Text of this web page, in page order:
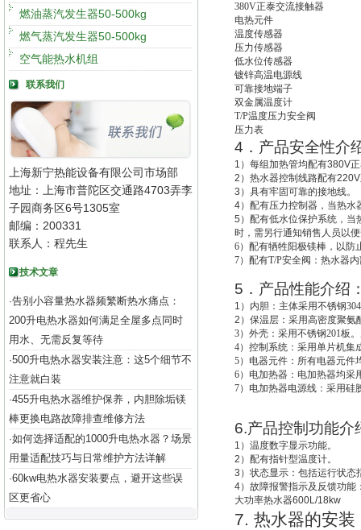
燃油蒸汽发生器50-500kg
燃气蒸汽发生器50-500kg
空气能热水机组
联系我们
上海新宁热能设备有限公司市场部
地址：上海市普陀区交通路4703弄李
子园商务区6号1305室
邮编：200331
联系人：程先生
技术文章
·告别小容量热水器频繁断热水痛点：
200升电热水器如何满足全屋多点同时
用水、无需反复等待
·500升电热水器安装注意：这5个细节不
注意就白装
·455升电热水器维护保养，内胆除垢镁
棒更换电路故障排查维修方法
·如何选择适配的1000升电热水器？场景
用量适配技巧与日常维护方法详解
·60kw电热水器安装要点，避开这些误
区更省心
380V正泰交流接触器
电热元件
温度传感器
压力传感器
低水位传感器
镀锌高温电源线
可靠接地端子
双金属温度计
T/P温度压力安全阀
压力表
4 ．产品安全性介
1 ）每组加热管均配有380V
2 ）热水器控制线路配有220V
3 ）具有牢固可靠的接地线。
4）配有压力控制器，当热水
5 ）配有低水位保护系统， 当
时，需另行通知销售人员以
6）配有牺牲阳极镁棒，以防
7）配有T/P安全阀：热水器
5 ．产品性能介绍
1 ） 内胆：主体采用不锈钢
2 ） 保温层：采用高密度聚氨
3）外壳：采用不锈钢201板
4）控制系统：采用单片机集
5）电器元件：所有电器元件
6）电加热器：电加热器均采
7）电加热器电源线：采用硅
6.产品控制功能介
1 ）温度数字显示功能。
2 ）配有指针型温度计。
3 ）状态显示：包括运行状
4）故障报警指示及反馈功
大功率热水器600L/18kw
7. 热水器的安装